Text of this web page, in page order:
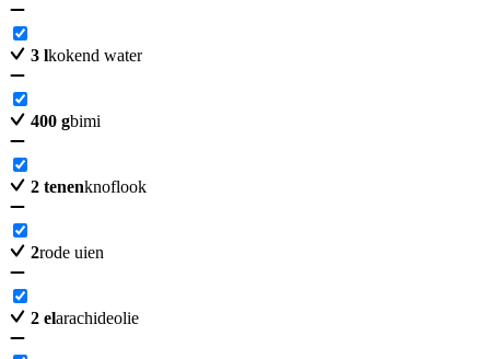
3 lkokend water
400 gbimi
2 tenenknoflook
2rode uien
2 elarachideolie